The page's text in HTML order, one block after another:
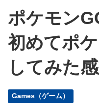
ポケモン
初めてポ
してみた
Games（ゲーム）